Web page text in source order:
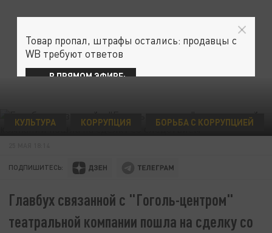
ФОТО: ЦАРЬГРАД
КУЛЬТУРА КОРРУПЦИЯ БОРЬБА С КОРРУПЦИЕЙ
ПОДПИШИТЕСЬ:
Главбух связанной с "Гоголь-центром"
театральной компании пошла на сделку со
Товар пропал, штрафы остались: продавцы с
WB требуют ответов
В ПРЯМОМ ЭФИРЕ: